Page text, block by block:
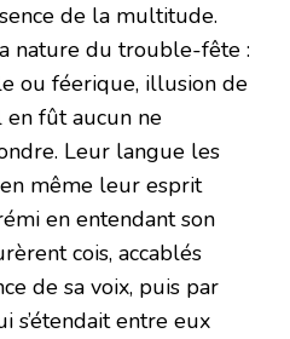
de la multitude.
nature du trouble-fête :
ou féerique, illusion de
en fût aucun ne
Leur langue les
même leur esprit
en entendant son
cois, accablés
de sa voix, puis par
s’étendait entre eux